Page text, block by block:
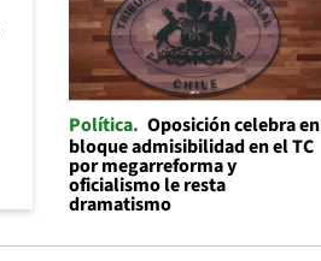
Política Oposición celebra en
bloque admisibilidad en el TC
por megarreforma y
oficialismo le resta
dramatismo